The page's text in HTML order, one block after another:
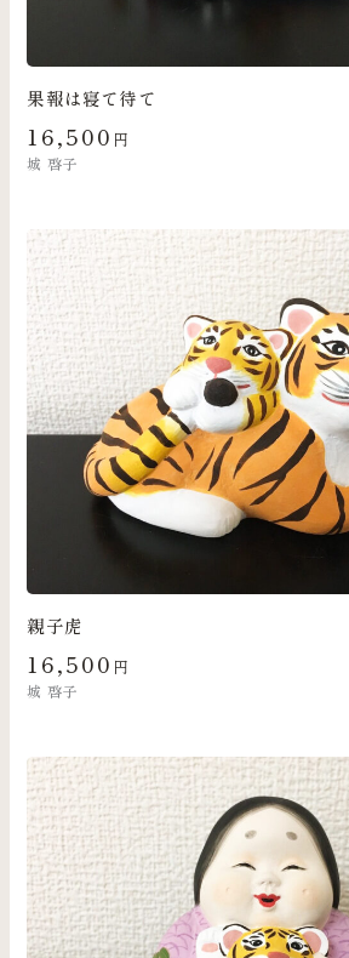
果報は寝て待て
16,500 円
城 啓子
親子虎
16,500 円
城 啓子